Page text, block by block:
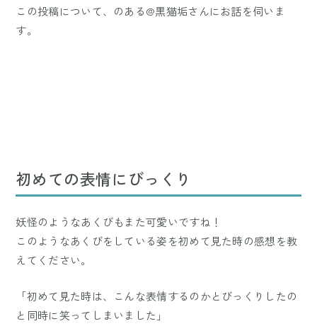
この投稿について、のある@黒猫垢さんにお話を伺いま
す。
初めての表情にびっくり
妖怪のようなあくびもまた可愛いですね！
このようなあくびをしている姿を初めて見た時の感想を教
えてください。
「初めて見た時は、こんな表情するのかとびっくりしたの
と同時に笑ってしまいました」